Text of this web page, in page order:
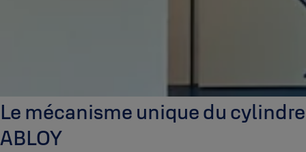
Le mécanisme unique du cylindre
ABLOY